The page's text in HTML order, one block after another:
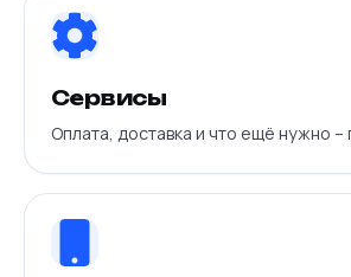
Сервисы
Оплата, доставка и что ещё нужно